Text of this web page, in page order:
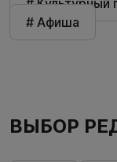
# Афиша
ВЫБОР